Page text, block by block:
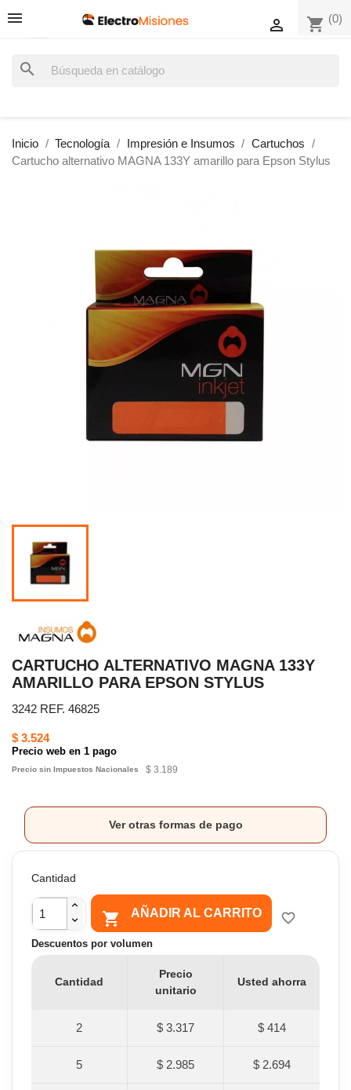
shopping_cart (0)

search
Inicio Tecnología Impresión e Insumos
Cartuchos
Cartucho alternativo MAGNA 133Y amarillo para Epson Stylus
CARTUCHO ALTERNATIVO MAGNA 133Y
AMARILLO PARA EPSON STYLUS
3242 REF. 46825
$ 3.524
Precio web en 1 pago
Precio sin Impuestos Nacionales $ 3.189
Ver otras formas de pago
Cantidad
 AÑADIR AL CARRITO favorite_border
Descuentos por volumen
Cantidad
Precio
unitario
Usted ahorra
2 $ 3.317 $ 414
5 $ 2.985 $ 2.694